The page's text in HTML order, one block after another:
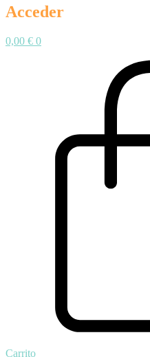
Acceder
0,00 € 0
Carrito